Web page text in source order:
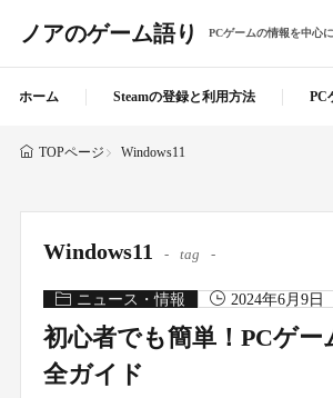
ノアのゲーム語り PCゲームの情報を中心に
ホーム Steamの登録と利用方法 PC
TOPページ Windows11
Windows11 tag
ニュース・情報 2024年6月9日
初心者でも簡単！PCゲー
全ガイド